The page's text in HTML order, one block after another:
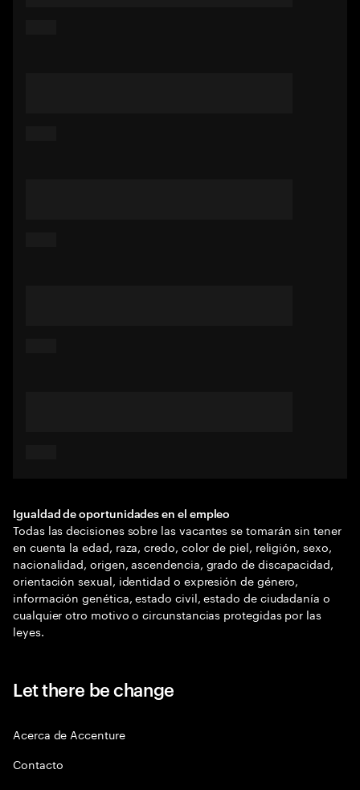
Igualdad de oportunidades en el empleo
Todas las decisiones sobre las vacantes se tomarán sin tener
en cuenta la edad, raza, credo, color de piel, religión, sexo,
nacionalidad, origen, ascendencia, grado de discapacidad,
orientación sexual, identidad o expresión de género,
información genética, estado civil, estado de ciudadanía o
cualquier otro motivo o circunstancias protegidas por las
leyes.
Let there be change
Acerca de Accenture
Contacto